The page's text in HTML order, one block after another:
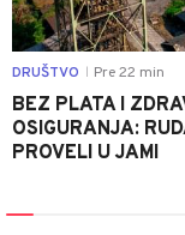
DRUŠTVO Pre 22 min
BEZ PLATA I
OSIGURANJA:
PROVELI U JAMI